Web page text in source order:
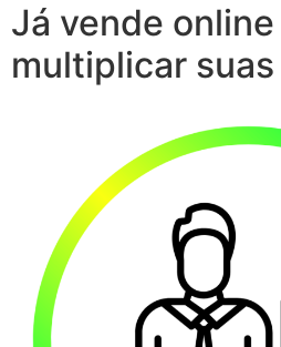
Já vende
multiplicar